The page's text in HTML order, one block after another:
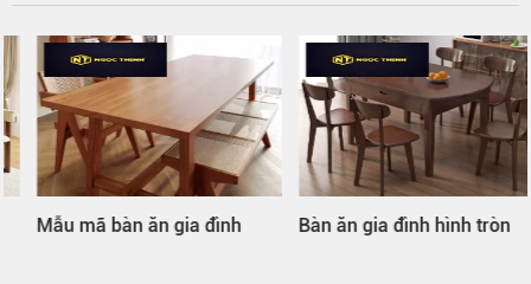
Mẫu mã bàn ăn gia đình Bàn ăn gia đình hình tròn